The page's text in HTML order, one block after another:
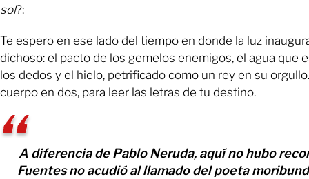
sol?:
Te espero en ese lado del tiempo en donde la luz
dichoso: el pacto de los gemelos enemigos, el agua que
los dedos y el hielo, petrificado como un rey en su
cuerpo en dos, para leer las letras de tu destino.
A diferencia de Pablo Neruda, aquí no hubo
Fuentes no acudió al llamado del poeta